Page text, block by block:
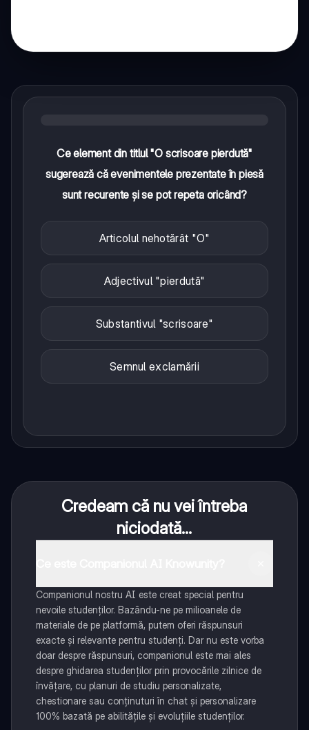
Ce element din titlul "O scrisoare pierdută"
sugerează că evenimentele prezentate în piesă
sunt recurente și se pot repeta oricând?
Articolul nehotărât "O"
Adjectivul "pierdută"
Substantivul "scrisoare"
Semnul exclamării
Credeam că nu vei întreba
niciodată...
Companionul nostru AI este creat special pentru
nevoile studenților. Bazându-ne pe milioanele de
materiale de pe platformă, putem oferi răspunsuri
exacte și relevante pentru studenți. Dar nu este vorba
doar despre răspunsuri, companionul este mai ales
despre ghidarea studenților prin provocările zilnice de
învățare, cu planuri de studiu personalizate,
chestionare sau conținuturi în chat și personalizare
100% bazată pe abilitățile și evoluțiile studenților.